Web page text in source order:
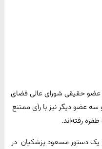
عضو حقیقی شورای عالی فضای
سه عضو دیگر نیز با رأی ممتنع
رفته‌اند.
یک دستور مسعود پزشکیان در